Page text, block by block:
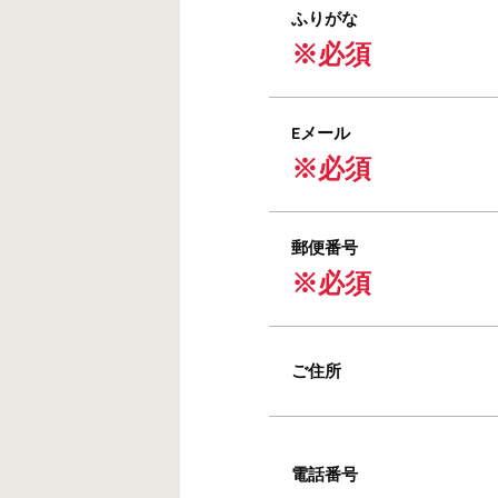
ふりがな
※必須
Eメール
※必須
郵便番号
※必須
ご住所
電話番号